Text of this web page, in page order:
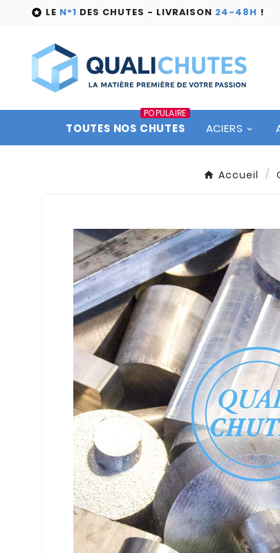
 LE N°1 DES CHUTES - LIVRAISON 24-48H !
TOUTES NOS CHUTES
POPULAIRE
ACIERS
Accueil